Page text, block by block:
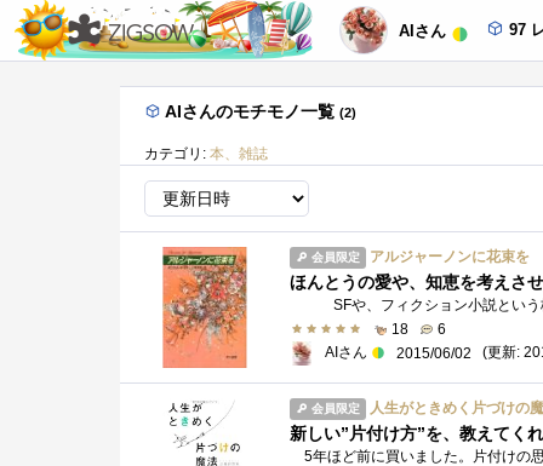
AIさん 97
AIさんのモチモノ一覧 (2)
カテゴリ: 本、雑誌
会員限定 アルジャーノンに花束を
ほんとうの愛や、知恵を考えさ
18
6
AIさん
2015/06/02 (更新:
会員限定 人生がときめく片づけの
新しい”片付け方”を、教えてく